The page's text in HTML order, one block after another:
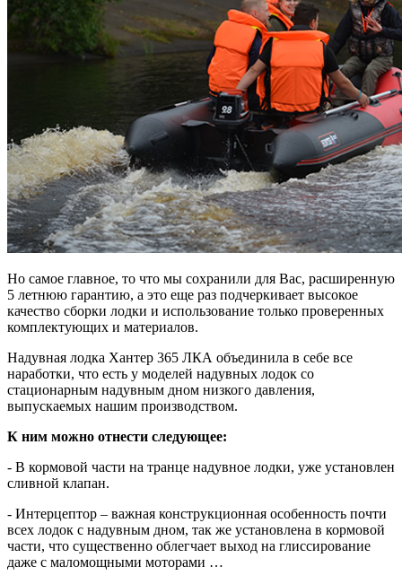
Но самое главное, то что мы сохранили для Вас, расширенную
5 летнюю гарантию, а это еще раз подчеркивает высокое
качество сборки лодки и использование только проверенных
комплектующих и материалов.
Надувная лодка Хантер 365 ЛКА объединила в себе все
наработки, что есть у моделей надувных лодок со
стационарным надувным дном низкого давления,
выпускаемых нашим производством.
К ним можно отнести следующее:
- В кормовой части на транце надувное лодки, уже установлен
сливной клапан.
- Интерцептор – важная конструкционная особенность почти
всех лодок с надувным дном, так же установлена в кормовой
части, что существенно облегчает выход на глиссирование
даже с маломощными моторами …